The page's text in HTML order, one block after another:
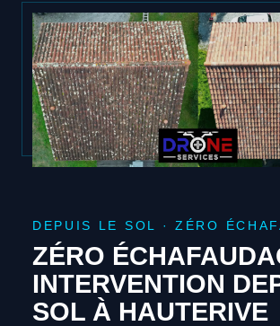
DEPUIS LE SOL · ZÉRO
ZÉRO
INTERVENTION
SOL À HAUTERIVE